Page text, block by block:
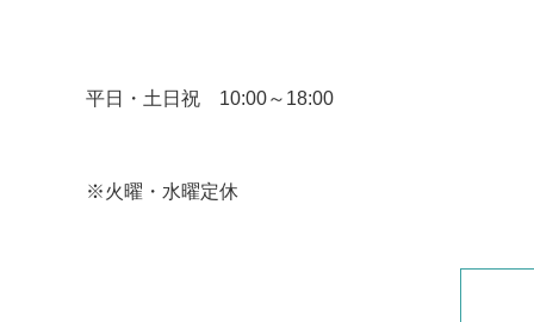
平日・土日祝 10:00～18:00
※火曜・水曜定休